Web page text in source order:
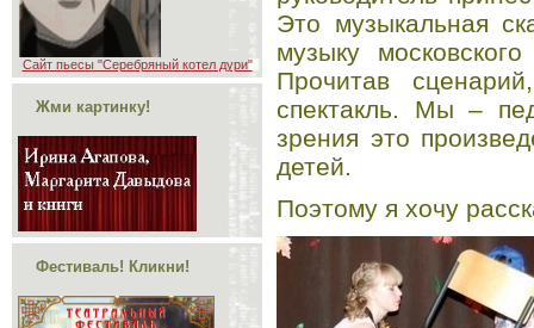
Сайт пьесы "Серебряный котел дури"
Жми картинку!
Фестиваль! Кликни!
Это музыкальная
музыку
Прочитав
спектакль. Мы –
зрения это
детей.
Поэтому я хочу